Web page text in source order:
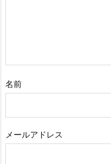
名前
メールアドレス